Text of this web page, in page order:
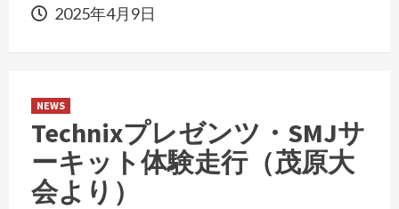
2025年4月9日
NEWS
Technixプレゼンツ・SMJサ
ーキット体験走行（茂原大
会より）